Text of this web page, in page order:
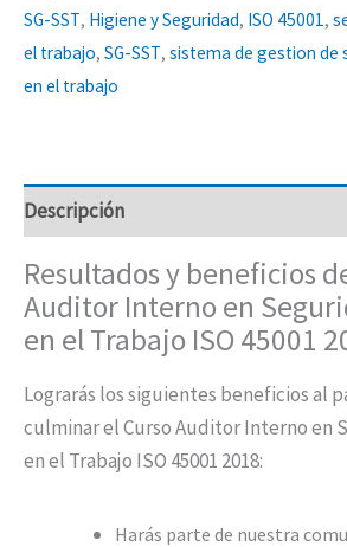
SG-SST, Higiene y Seguridad, ISO 45001,
el trabajo, SG-SST, sistema de gestion de
en el trabajo
Descripción
Resultados y beneficios
Auditor Interno en
en el Trabajo ISO 45001
Lograrás los siguientes beneficios al
culminar el Curso Auditor Interno en
en el Trabajo ISO 45001 2018:
Harás parte de nuestra